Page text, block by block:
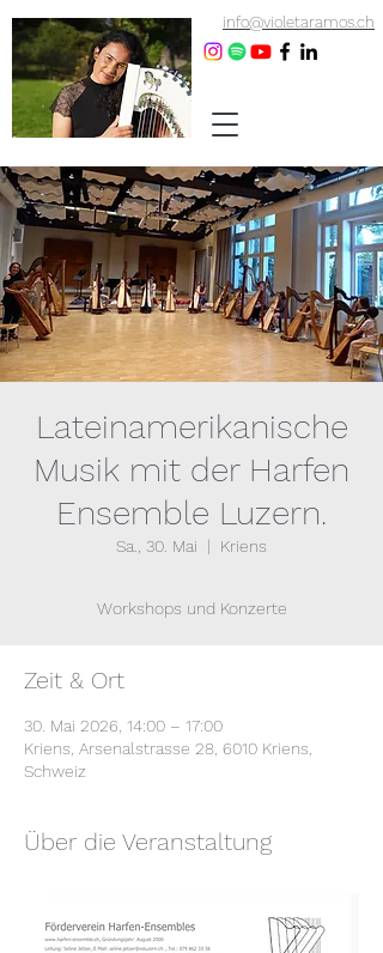
info@violetaramos.ch
Lateinamerikanische
Musik mit der Harfen
Ensemble Luzern.
Sa., 30. Mai
  |
Kriens
Workshops und Konzerte
Zeit & Ort
30. Mai 2026, 14:00 – 17:00
Kriens, Arsenalstrasse 28, 6010 Kriens,
Schweiz
Über die Veranstaltung